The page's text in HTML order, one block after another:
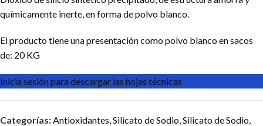
químicamente inerte, en forma de polvo blanco.
El producto tiene una presentación como polvo blanco en sacos
de: 20 KG
Inicia sesión para descargar las hojas técnicas
Categorías: Antioxidantes Silicato de Sodio Silicato de Sodio